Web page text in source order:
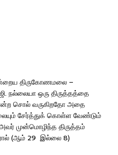
திருகோணமலை –
நல்லையா ஒரு திருத்தத்தை
சொல் வருகிறதோ அதை
சேர்த்துக் கொள்ள வேண்டும்
முன்மொழிந்த திருத்தம்
(ஆம் 29 இல்லை 8)